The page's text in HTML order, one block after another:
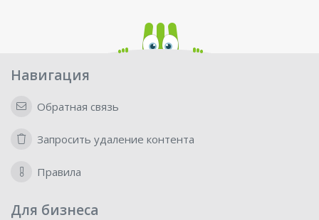
Навигация
Обратная связь
Запросить удаление контента
Правила
Для бизнеса